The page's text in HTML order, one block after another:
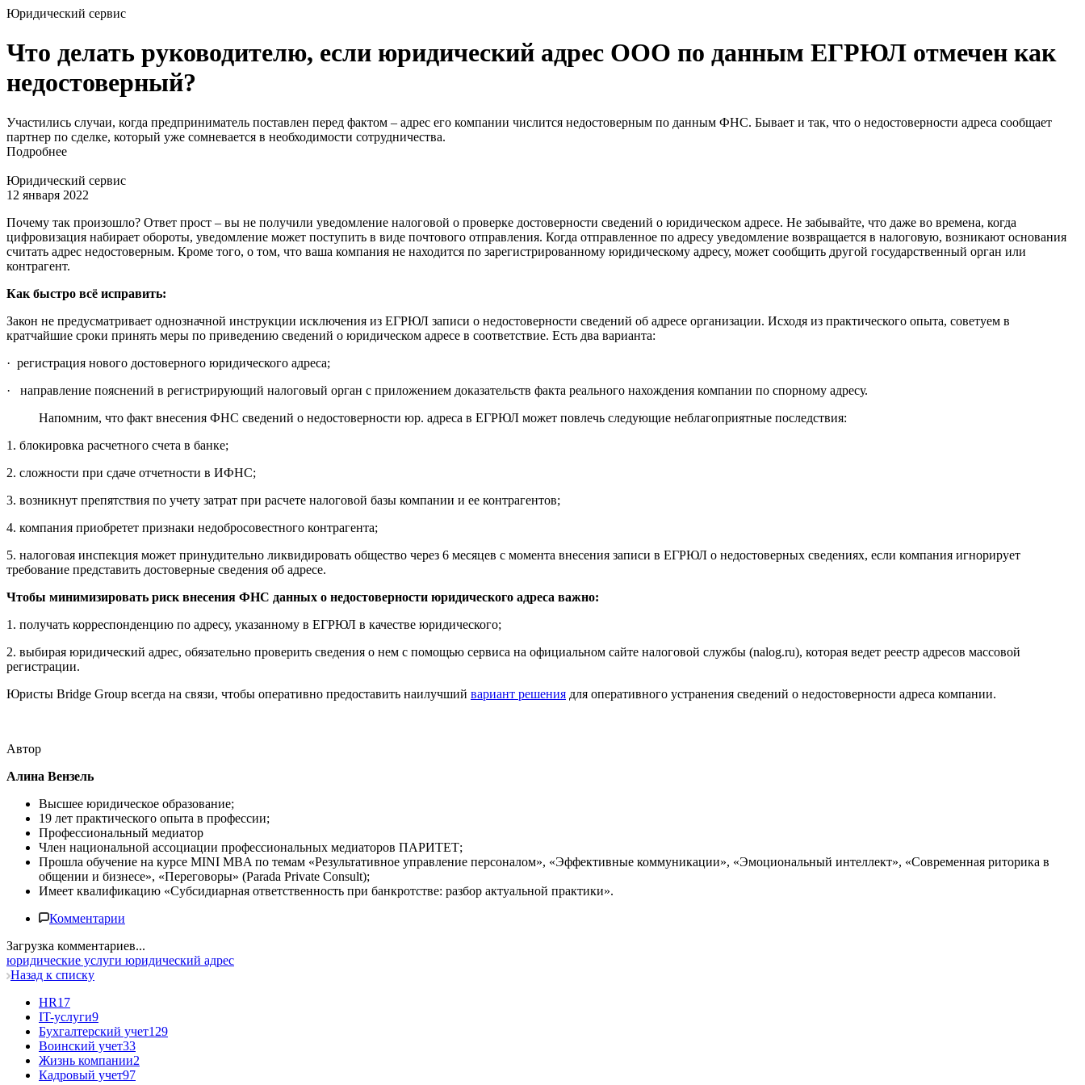
Юридический сервис
Что делать руководителю, если юридический адрес ООО по данным ЕГРЮЛ отмечен как
недостоверный?
Участились случаи, когда предприниматель поставлен перед фактом – адрес его компании числится недостоверным по данным ФНС. Бывает и так, что о недостоверности адреса сообщает
партнер по сделке, который уже сомневается в необходимости сотрудничества.
Подробнее
Юридический сервис
12 января 2022
Почему так произошло? Ответ прост – вы не получили уведомление налоговой о проверке достоверности сведений о юридическом адресе. Не забывайте, что даже во времена, когда
цифровизация набирает обороты, уведомление может поступить в виде почтового отправления. Когда отправленное по адресу уведомление возвращается в налоговую, возникают основания
считать адрес недостоверным. Кроме того, о том, что ваша компания не находится по зарегистрированному юридическому адресу, может сообщить другой государственный орган или
контрагент.
Как быстро всё исправить:
Закон не предусматривает однозначной инструкции исключения из ЕГРЮЛ записи о недостоверности сведений об адресе организации. Исходя из практического опыта, советуем в
кратчайшие сроки принять меры по приведению сведений о юридическом адресе в соответствие. Есть два варианта:
· регистрация нового достоверного юридического адреса;
· направление пояснений в регистрирующий налоговый орган с приложением доказательств факта реального нахождения компании по спорному адресу.
Напомним, что факт внесения ФНС сведений о недостоверности юр. адреса в ЕГРЮЛ может повлечь следующие неблагоприятные последствия:
1. блокировка расчетного счета в банке;
2. сложности при сдаче отчетности в ИФНС;
3. возникнут препятствия по учету затрат при расчете налоговой базы компании и ее контрагентов;
4. компания приобретет признаки недобросовестного контрагента;
5. налоговая инспекция может принудительно ликвидировать общество через 6 месяцев с момента внесения записи в ЕГРЮЛ о недостоверных сведениях, если компания игнорирует
требование представить достоверные сведения об адресе.
Чтобы минимизировать риск внесения ФНС данных о недостоверности юридического адреса важно:
1. получать корреспонденцию по адресу, указанному в ЕГРЮЛ в качестве юридического;
2. выбирая юридический адрес, обязательно проверить сведения о нем с помощью сервиса на официальном сайте налоговой службы (nalog.ru), которая ведет реестр адресов массовой
регистрации.
Юристы Bridge Group всегда на связи, чтобы оперативно предоставить наилучший вариант решения для оперативного устранения сведений о недостоверности адреса компании.
Автор
Алина Вензель
Высшее юридическое образование;
19 лет практического опыта в профессии;
Профессиональный медиатор
Член национальной ассоциации профессиональных медиаторов ПАРИТЕТ;
Прошла обучение на курсе MINI MBA по темам «Результативное управление персоналом», «Эффективные коммуникации», «Эмоциональный интеллект», «Современная риторика в
общении и бизнесе», «Переговоры» (Parada Private Consult);
Имеет квалификацию «Субсидиарная ответственность при банкротстве: разбор актуальной практики».
Комментарии
Загрузка комментариев...
юридические услуги юридический адрес
Назад к списку
HR17
IT-услуги9
Бухгалтерский учет129
Воинский учет33
Жизнь компании2
Кадровый учет97